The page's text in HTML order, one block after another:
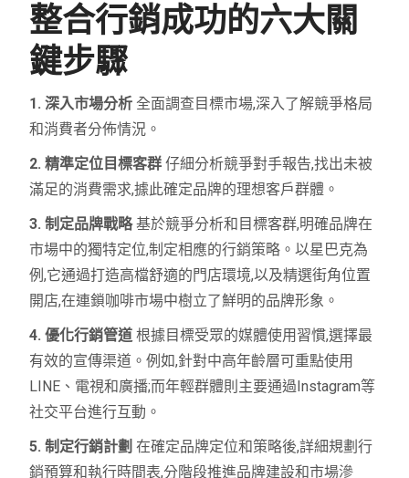
整合行銷成功的六大關
鍵步驟
1. 深入市場分析 全面調查目標市場,深入了解競爭格局
和消費者分佈情況。
2. 精準定位目標客群 仔細分析競爭對手報告,找出未被
滿足的消費需求,據此確定品牌的理想客戶群體。
3. 制定品牌戰略基於競爭分析和目標客群,明確品牌在
市場中的獨特定位,制定相應的行銷策略。以星巴克為
例,它通過打造高檔舒適的門店環境,以及精選街角位置
開店,在連鎖咖啡市場中樹立了鮮明的品牌形象。
4. 優化行銷管道 根據目標受眾的媒體使用習慣,選擇最
有效的宣傳渠道。例如,針對中高年齡層可重點使用
LINE、電視和廣播;而年輕群體則主要通過Instagram等
社交平台進行互動。
5. 制定行銷計劃 在確定品牌定位和策略後,詳細規劃行
銷預算和執行時間表,分階段推進品牌建設和市場滲